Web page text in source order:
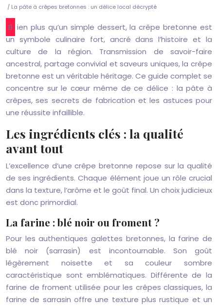
/ La pâte à crêpes bretonnes : un délice local décrypté
Bien plus qu’un simple dessert, la crêpe bretonne est
un symbole culinaire fort, ancré dans l’histoire et la
culture de la région. Transmission de savoir-faire
ancestral, partage convivial et saveurs uniques, la crêpe
bretonne est un véritable héritage. Ce guide complet se
concentre sur le cœur même de ce délice : la pâte à
crêpes, ses secrets de fabrication et les astuces pour
une réussite infaillible.
Les ingrédients clés : la qualité
avant tout
L’excellence d’une crêpe bretonne repose sur la qualité
de ses ingrédients. Chaque élément joue un rôle crucial
dans la texture, l’arôme et le goût final. Un choix judicieux
est donc primordial.
La farine : blé noir ou froment ?
Pour les authentiques galettes bretonnes, la farine de
blé noir (sarrasin) est incontournable. Son goût
légèrement noisette et sa couleur sombre
caractéristique sont emblématiques. Différente de la
farine de froment utilisée pour les crêpes classiques, la
farine de sarrasin offre une texture plus rustique et un